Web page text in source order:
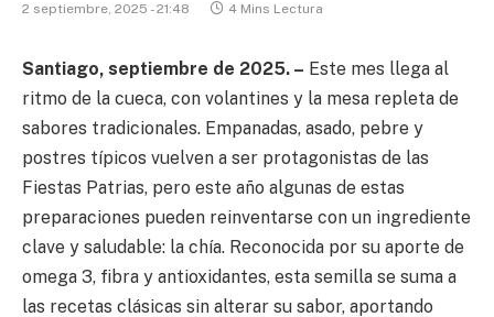
2 septiembre, 2025 - 21:48 4 Mins Lectura
Santiago, septiembre de 2025. – Este mes llega al
ritmo de la cueca, con volantines y la mesa repleta de
sabores tradicionales. Empanadas, asado, pebre y
postres típicos vuelven a ser protagonistas de las
Fiestas Patrias, pero este año algunas de estas
preparaciones pueden reinventarse con un ingrediente
clave y saludable: la chía. Reconocida por su aporte de
omega 3, fibra y antioxidantes, esta semilla se suma a
las recetas clásicas sin alterar su sabor, aportando